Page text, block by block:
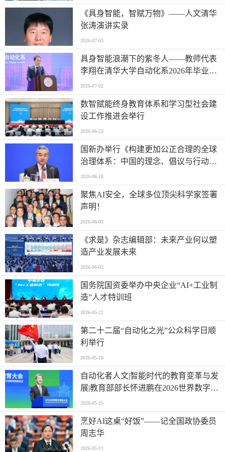
《具身智能，智赋万物》——人文清华
张涛演讲实录
2026-07-03
具身智能浪潮下的紫冬人——教师代表
李翔在清华大学自动化系2026年毕业典
礼上的讲话
2026-07-02
数智赋能终身教育体系和学习型社会建
设工作推进会举行
2026-06-23
国新办举行《构建更加公正合理的全球
治理体系：中国的理念、倡议与行动》
白皮书新闻发布会
2026-06-18
聚焦AI安全，全球多位顶尖科学家签署
声明！
2026-06-03
《求是》杂志编辑部：未来产业何以塑
造产业发展未来
2026-06-02
国务院国资委举办中央企业“AI+工业制
造”人才特训班
2026-05-22
第二十二届“自动化之光”公众科学日顺
利举行
2026-05-18
自动化者人文|智能时代的教育变革与发
展|教育部部长怀进鹏在2026世界数字教
育大会上的主旨演讲
2026-05-15
烹好AI这桌“好饭”——记全国政协委员
周志华
2026-05-11